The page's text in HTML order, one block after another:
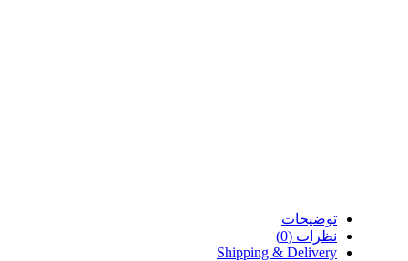
توضیحات
نظرات (0)
Shipping & Delivery